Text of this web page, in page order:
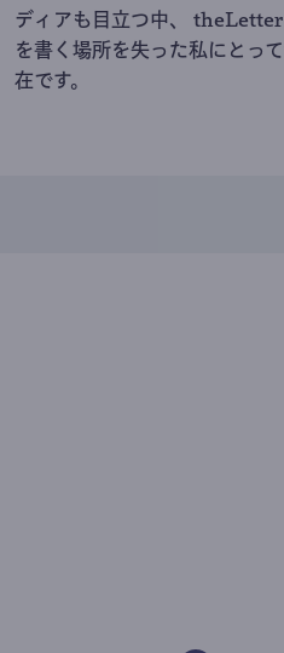
ディアも目立つ中、
を書く場所を失った私にとっ
在です。